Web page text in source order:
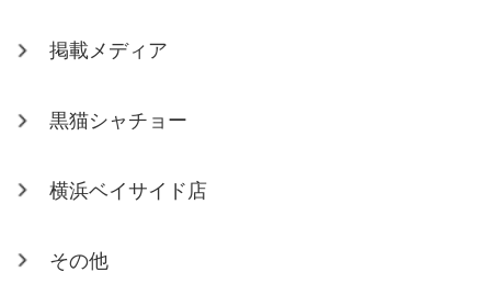
掲載メディア
黒猫シャチョー
横浜ベイサイド店
その他